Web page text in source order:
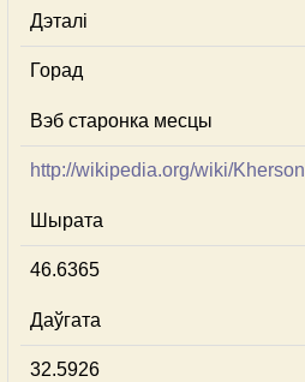
Дэталі
Горад
Вэб старонка месцы
http://wikipedia.org/wiki/Kherson
Шырата
46.6365
Даўгата
32.5926